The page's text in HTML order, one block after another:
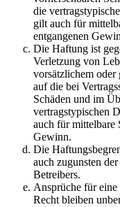
die
gilt auch für
entgangenen
Die Haftung ist
Verletzung von
vorsätzlichem oder
auf die bei
Schäden und im
vertragstypischen
auch für mittelbare
Gewinn.
Die
auch zugunsten
Betreibers.
Ansprüche für
Recht bleiben